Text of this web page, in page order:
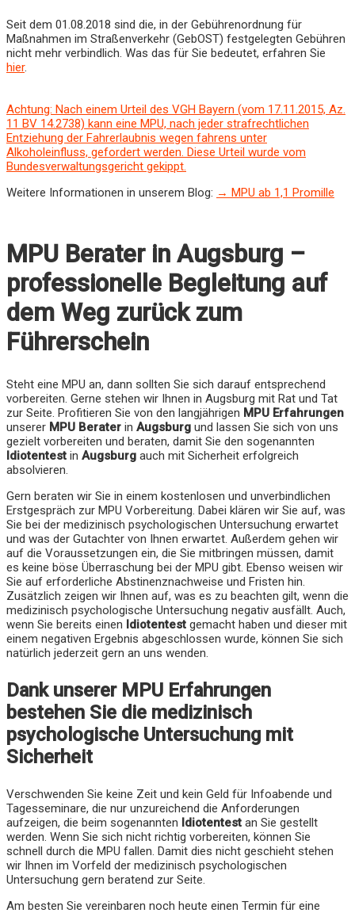
Seit dem 01.08.2018 sind die, in der Gebührenordnung für
Maßnahmen im Straßenverkehr (GebOST) festgelegten Gebühren
nicht mehr verbindlich. Was das für Sie bedeutet, erfahren Sie
hier.
Achtung: Nach einem Urteil des VGH Bayern (vom 17.11.2015, Az.
11 BV 14.2738) kann eine MPU, nach jeder strafrechtlichen
Entziehung der Fahrerlaubnis wegen fahrens unter
Alkoholeinfluss, gefordert werden. Diese Urteil wurde vom
Bundesverwaltungsgericht gekippt.
Weitere Informationen in unserem Blog: → MPU ab 1,1 Promille
MPU Berater in Augsburg –
professionelle Begleitung auf
dem Weg zurück zum
Führerschein
Steht eine MPU an, dann sollten Sie sich darauf entsprechend
vorbereiten. Gerne stehen wir Ihnen in Augsburg mit Rat und Tat
zur Seite. Profitieren Sie von den langjährigen MPU Erfahrungen
unserer MPU Berater in Augsburg und lassen Sie sich von uns
gezielt vorbereiten und beraten, damit Sie den sogenannten
Idiotentest in Augsburg auch mit Sicherheit erfolgreich
absolvieren.
Gern beraten wir Sie in einem kostenlosen und unverbindlichen
Erstgespräch zur MPU Vorbereitung. Dabei klären wir Sie auf, was
Sie bei der medizinisch psychologischen Untersuchung erwartet
und was der Gutachter von Ihnen erwartet. Außerdem gehen wir
auf die Voraussetzungen ein, die Sie mitbringen müssen, damit
es keine böse Überraschung bei der MPU gibt. Ebenso weisen wir
Sie auf erforderliche Abstinenznachweise und Fristen hin.
Zusätzlich zeigen wir Ihnen auf, was es zu beachten gilt, wenn die
medizinisch psychologische Untersuchung negativ ausfällt. Auch,
wenn Sie bereits einen Idiotentest gemacht haben und dieser mit
einem negativen Ergebnis abgeschlossen wurde, können Sie sich
natürlich jederzeit gern an uns wenden.
Dank unserer MPU Erfahrungen
bestehen Sie die medizinisch
psychologische Untersuchung mit
Sicherheit
Verschwenden Sie keine Zeit und kein Geld für Infoabende und
Tagesseminare, die nur unzureichend die Anforderungen
aufzeigen, die beim sogenannten Idiotentest an Sie gestellt
werden. Wenn Sie sich nicht richtig vorbereiten, können Sie
schnell durch die MPU fallen. Damit dies nicht geschieht stehen
wir Ihnen im Vorfeld der medizinisch psychologischen
Untersuchung gern beratend zur Seite.
Am besten Sie vereinbaren noch heute einen Termin für eine